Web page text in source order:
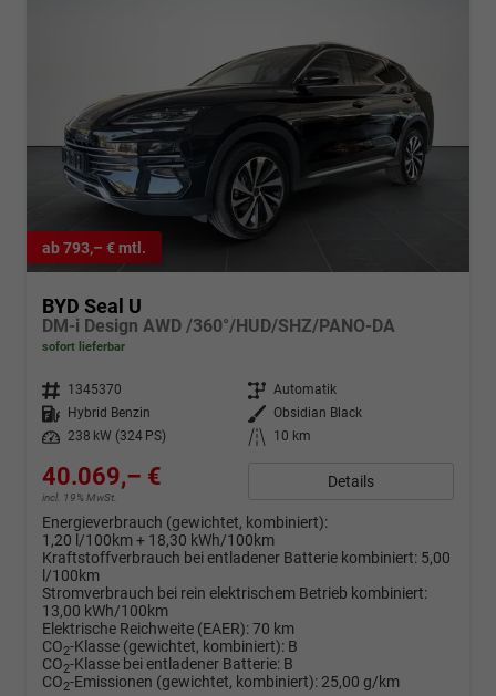
ab 793,– € mtl.
BYD Seal U
DM-i Design AWD /360°/HUD/SHZ/PANO-DA
sofort lieferbar
Fahrzeugnr. 1345370 Getriebe Automatik
Kraftstoff
Hybrid Benzin Außenfarbe Obsidian Black
Leistung
238 kW (324 PS) Kilometerstand 10 km
40.069,– €
incl. 19% MwSt.
Details
Energieverbrauch (gewichtet, kombiniert):
1,20 l/100km + 18,30 kWh/100km
Kraftstoffverbrauch bei entladener Batterie kombiniert: 5,00
l/100km
Stromverbrauch bei rein elektrischem Betrieb kombiniert:
13,00 kWh/100km
Elektrische Reichweite (EAER):70 km
CO2-Klasse (gewichtet, kombiniert): B
CO2-Klasse bei entladener Batterie: B
CO2-Emissionen (gewichtet, kombiniert): 25,00 g/km